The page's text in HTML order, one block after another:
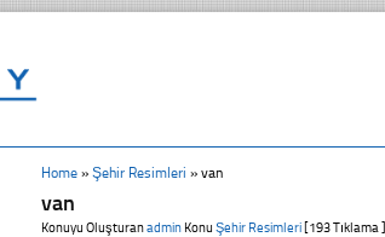
Home »Şehir Resimleri »van
van
Konuyu Oluşturanadmin KonuŞehir Resimleri [193 Tıklama ]